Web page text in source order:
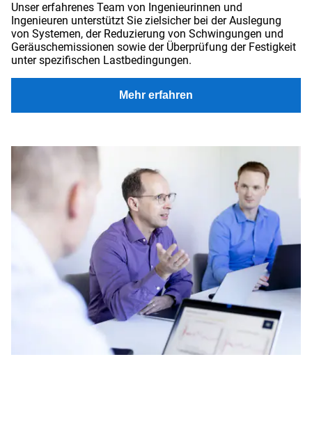
Unser erfahrenes Team von Ingenieurinnen und
Ingenieuren unterstützt Sie zielsicher bei der Auslegung
von Systemen, der Reduzierung von Schwingungen und
Geräuschemissionen sowie der Überprüfung der Festigkeit
unter spezifischen Lastbedingungen.
Mehr erfahren